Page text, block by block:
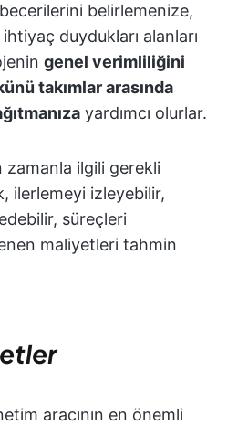
becerilerini belirlemenize,
duydukları alanları
genel verimliliğini
takımlar arasında
yardımcı olurlar.
zamanla ilgili gerekli
ilerlemeyi izleyebilir,
süreçleri
maliyetleri tahmin
aracının en önemli